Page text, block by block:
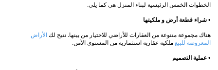
الخطوات الخمس الرئيسية لبناء المنزل هي كما يلي.
• شراء قطعة أرض و ملكيتها
هناك مجموعة متنوعة من العقارات للأراضي للاختيار من بينها. تتيح لكالأراض
المعروضة للبيعملكية عقارية استثمارية من المستوى الآمن.
• عملية التصميم